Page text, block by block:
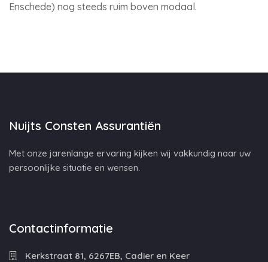
Enschede) nog steeds ruim boven modaal.
Nuijts Consten Assurantiën
Met onze jarenlange ervaring kijken wij vakkundig naar uw
persoonlijke situatie en wensen.
Contactinformatie
Kerkstraat 81, 6267EB, Cadier en Keer